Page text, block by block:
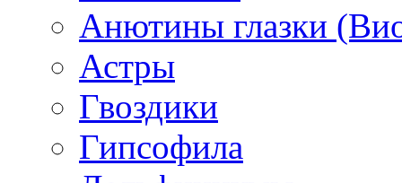
Анютины глазки
Астры
Гвоздики
Гипсофила